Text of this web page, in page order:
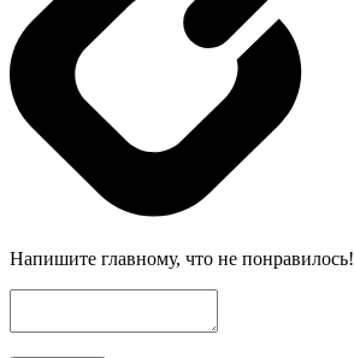
Напишите главному, что не понравилось!